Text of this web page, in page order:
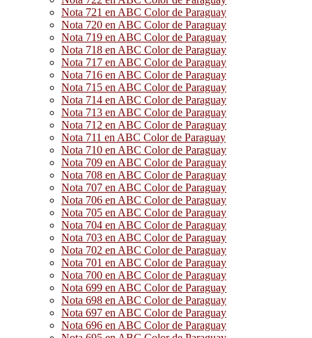
Nota 721 en ABC Color de Paraguay
Nota 720 en ABC Color de Paraguay
Nota 719 en ABC Color de Paraguay
Nota 718 en ABC Color de Paraguay
Nota 717 en ABC Color de Paraguay
Nota 716 en ABC Color de Paraguay
Nota 715 en ABC Color de Paraguay
Nota 714 en ABC Color de Paraguay
Nota 713 en ABC Color de Paraguay
Nota 712 en ABC Color de Paraguay
Nota 711 en ABC Color de Paraguay
Nota 710 en ABC Color de Paraguay
Nota 709 en ABC Color de Paraguay
Nota 708 en ABC Color de Paraguay
Nota 707 en ABC Color de Paraguay
Nota 706 en ABC Color de Paraguay
Nota 705 en ABC Color de Paraguay
Nota 704 en ABC Color de Paraguay
Nota 703 en ABC Color de Paraguay
Nota 702 en ABC Color de Paraguay
Nota 701 en ABC Color de Paraguay
Nota 700 en ABC Color de Paraguay
Nota 699 en ABC Color de Paraguay
Nota 698 en ABC Color de Paraguay
Nota 697 en ABC Color de Paraguay
Nota 696 en ABC Color de Paraguay